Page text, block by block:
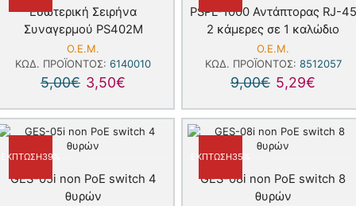
Εσωτερική Σειρήνα
Συναγερμού PS402M
Ο.Ε.Μ.
ΚΩΔ. ΠΡΟΪΌΝΤΟΣ: 6140010
5,00€ 3,50€
PSPL-1000 Αντάπτορας RJ-45
2 κάμερες σε 1 καλώδιο
Ο.Ε.Μ.
ΚΩΔ. ΠΡΟΪΌΝΤΟΣ: 8512057
9,00€ 5,29€
ΈΚΠΤΩΣΗ39%
GES-05i non PoE switch 4
θυρών
ΈΚΠΤΩΣΗ35%
GES-08i non PoE switch 8
θυρών